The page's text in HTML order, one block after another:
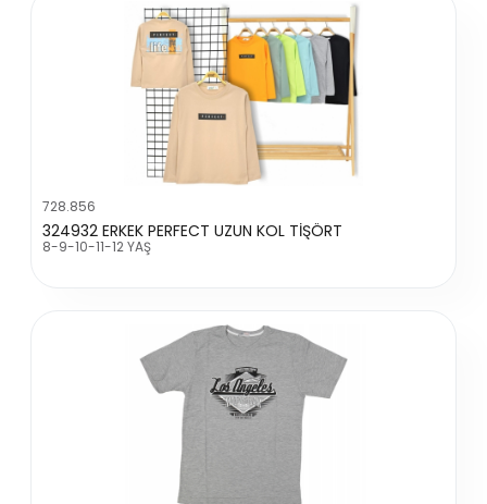
728.856
324932 ERKEK PERFECT UZUN KOL TİŞÖRT
8-9-10-11-12 YAŞ